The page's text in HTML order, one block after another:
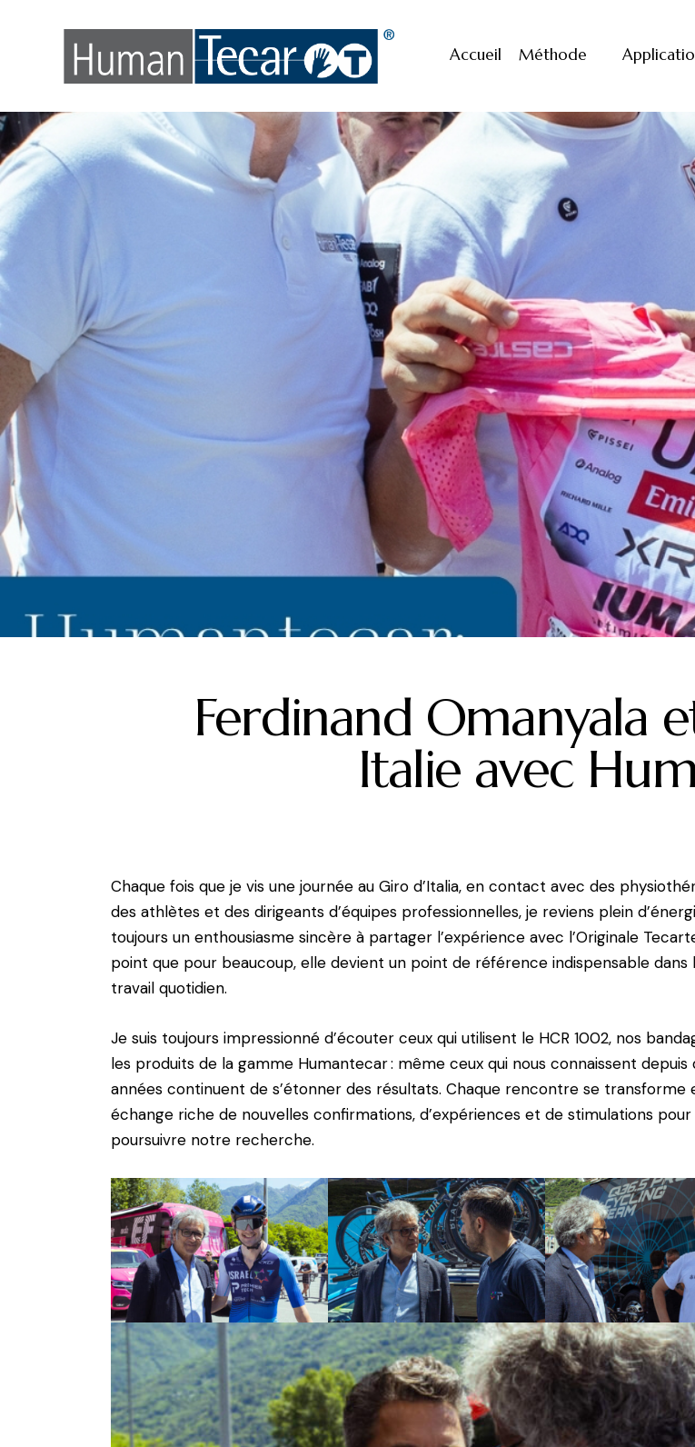
Accueil Méthode
Ferdinand Omanyala
Italie avec
Chaque fois que je vis une journée au Giro d’Italia, en contact avec des
des athlètes et des dirigeants d’équipes professionnelles, je reviens plein
toujours un enthousiasme sincère à partager l’expérience avec l’Originale
point que pour beaucoup, elle devient un point de référence indispensable dans
travail quotidien.
Je suis toujours impressionné d’écouter ceux qui utilisent le HCR 1002, nos
les produits de la gamme Humantecar : même ceux qui nous connaissent depuis
années continuent de s’étonner des résultats. Chaque rencontre se transforme
échange riche de nouvelles confirmations, d’expériences et de stimulations pour
poursuivre notre recherche.